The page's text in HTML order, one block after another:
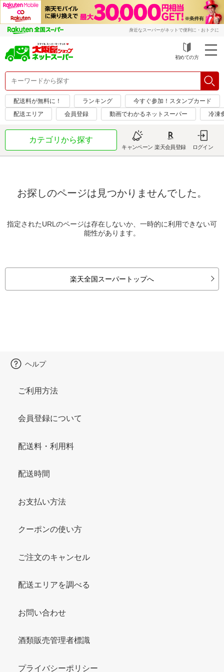
身近なスーパーがネットで便利に・おトクに
初めての方
配送料が無料に！ ランキング
今すぐ参加！スタンプカード
配送エリア
会員登録 動画でわかるネットスーパー 冷凍
カテゴリから探す
キャンペーン 楽天会員登録 ログイン
お探しのページは見つかりませんでした。
指定されたURLのページは存在しないか、一時的に利用できない可
能性があります。
楽天全国スーパートップへ
ヘルプ
ご利用方法
会員登録について
配送料・利用料
配送時間
お支払い方法
クーポンの使い方
ご注文のキャンセル
配送エリアを調べる
お問い合わせ
酒類販売管理者標識
プライバシーポリシー